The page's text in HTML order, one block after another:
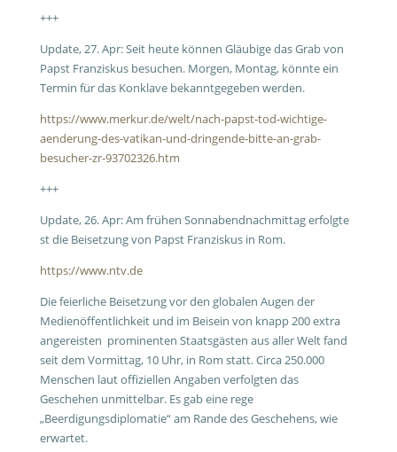
+++
Update, 27. Apr: Seit heute können Gläubige das Grab von
Papst Franziskus besuchen. Morgen, Montag, könnte ein
Termin für das Konklave bekanntgegeben werden.
https://www.merkur.de/welt/nach-papst-tod-wichtige-
aenderung-des-vatikan-und-dringende-bitte-an-grab-
besucher-zr-93702326.htm
+++
Update, 26. Apr: Am frühen Sonnabendnachmittag erfolgte
st die Beisetzung von Papst Franziskus in Rom.
https://www.ntv.de
Die feierliche Beisetzung vor den globalen Augen der
Medienöffentlichkeit und im Beisein von knapp 200 extra
angereisten prominenten Staatsgästen aus aller Welt fand
seit dem Vormittag, 10 Uhr, in Rom statt. Circa 250.000
Menschen laut offiziellen Angaben verfolgten das
Geschehen unmittelbar. Es gab eine rege
„Beerdigungsdiplomatie“ am Rande des Geschehens, wie
erwartet.